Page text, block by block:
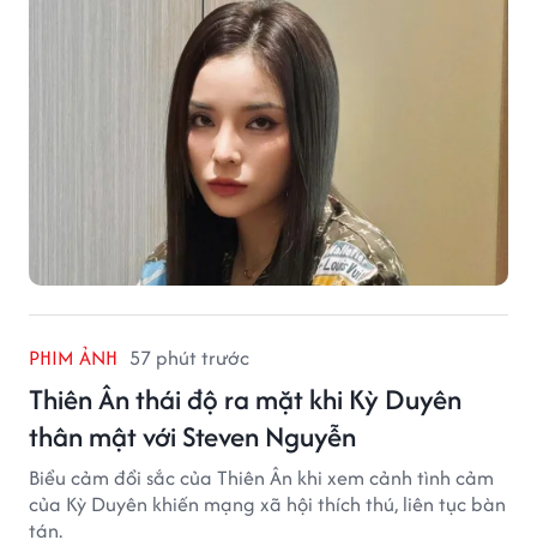
PHIM ẢNH 57 phút trước
Thiên Ân thái độ ra mặt khi Kỳ Duyên
thân mật với Steven Nguyễn
Biểu cảm đổi sắc của Thiên Ân khi xem cảnh tình cảm
của Kỳ Duyên khiến mạng xã hội thích thú, liên tục bàn
tán.